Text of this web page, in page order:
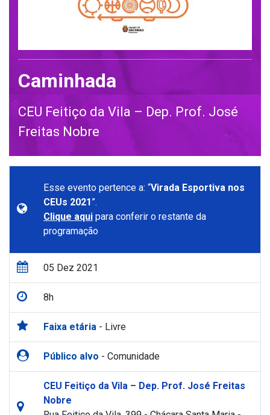
Caminhada
CEU Feitiço da Vila – Dep. Prof. José
Freitas Nobre
Esse evento pertence a: “Virada Esportiva nos
CEUs 2021 ”.
Clique aqui para conferir o restante da
programação
05 Dez 2021
8h
Faixa etária - Livre
Público alvo - Comunidade
CEU Feitiço da Vila – Dep. Prof. José Freitas
Nobre